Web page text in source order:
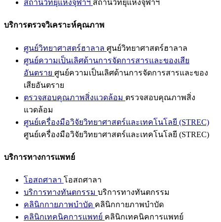
สถานีวิทยุแห่งจุฬาฯ สถานีวิทยุแห่งจุฬาฯ
บริการตรวจวิเคราะห์คุณภาพ
ศูนย์วิทยาศาสตร์ฮาลาล ศูนย์วิทยาศาสตร์ฮาลาล
ศูนย์ความเป็นเลิศด้านการจัดการสารและของเสีย
อันตราย ศูนย์ความเป็นเลิศด้านการจัดการสารและของ
เสียอันตราย
ตรวจสอบคุณภาพสิ่งแวดล้อม ตรวจสอบคุณภาพสิ่ง
แวดล้อม
ศูนย์เครื่องมือวิจัยวิทยาศาสตร์และเทคโนโลยี (STREC)
ศูนย์เครื่องมือวิจัยวิทยาศาสตร์และเทคโนโลยี (STREC)
บริการทางการแพทย์
โอสถศาลา โอสถศาลา
บริการทางทันตกรรม บริการทางทันตกรรม
คลินิกกายภาพบำบัด คลินิกกายภาพบำบัด
คลินิกเทคนิคการแพทย์ คลินิกเทคนิคการแพทย์